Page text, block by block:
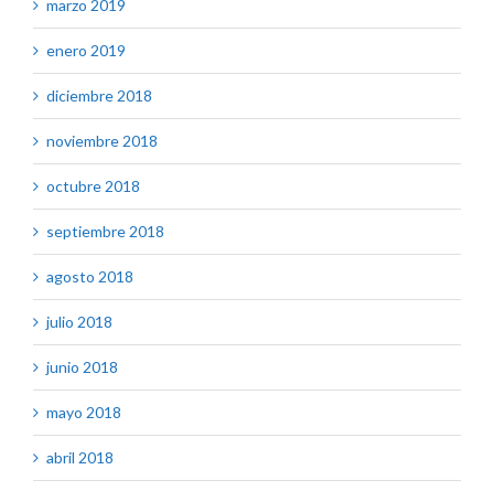
marzo 2019
enero 2019
diciembre 2018
noviembre 2018
octubre 2018
septiembre 2018
agosto 2018
julio 2018
junio 2018
mayo 2018
abril 2018